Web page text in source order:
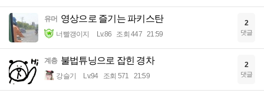
유머 영상으로 즐기는 파키스탄
너빨갱이지 Lv.86 조회 447 21:59
2
댓글
계층 불법튜닝으로 잡힌 경차
강슬기 Lv.94 조회 571 21:59
2
댓글